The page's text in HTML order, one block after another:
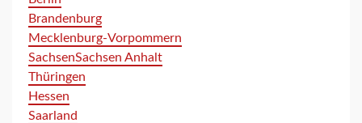
Brandenburg
Mecklenburg-Vorpommern
SachsenSachsen Anhalt
Thüringen
Hessen
Saarland